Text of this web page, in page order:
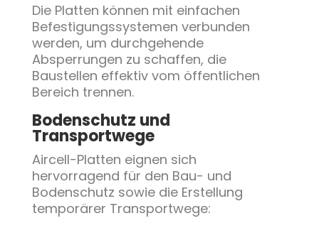
Die Platten können mit einfachen
Befestigungssystemen verbunden
werden, um durchgehende
Absperrungen zu schaffen, die
Baustellen effektiv vom öffentlichen
Bereich trennen.
Bodenschutz und
Transportwege
Aircell-Platten eignen sich
hervorragend für den Bau- und
Bodenschutz sowie die Erstellung
temporärer Transportwege: